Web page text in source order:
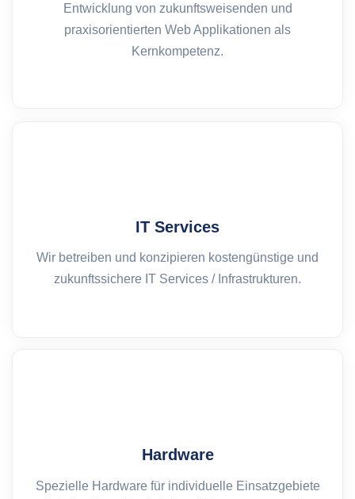
Entwicklung von zukunftsweisenden und
praxisorientierten Web Applikationen als
Kernkompetenz.
IT Services
Wir betreiben und konzipieren kostengünstige und
zukunftssichere IT Services / Infrastrukturen.
Hardware
Spezielle Hardware für individuelle Einsatzgebiete